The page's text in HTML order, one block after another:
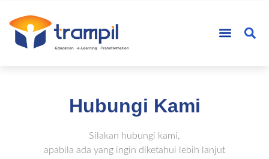
Hubungi Kami
Silakan hubungi kami,
apabila ada yang ingin diketahui lebih lanjut